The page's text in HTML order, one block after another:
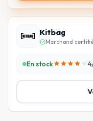
Kitbag
Marchand
En stock 4